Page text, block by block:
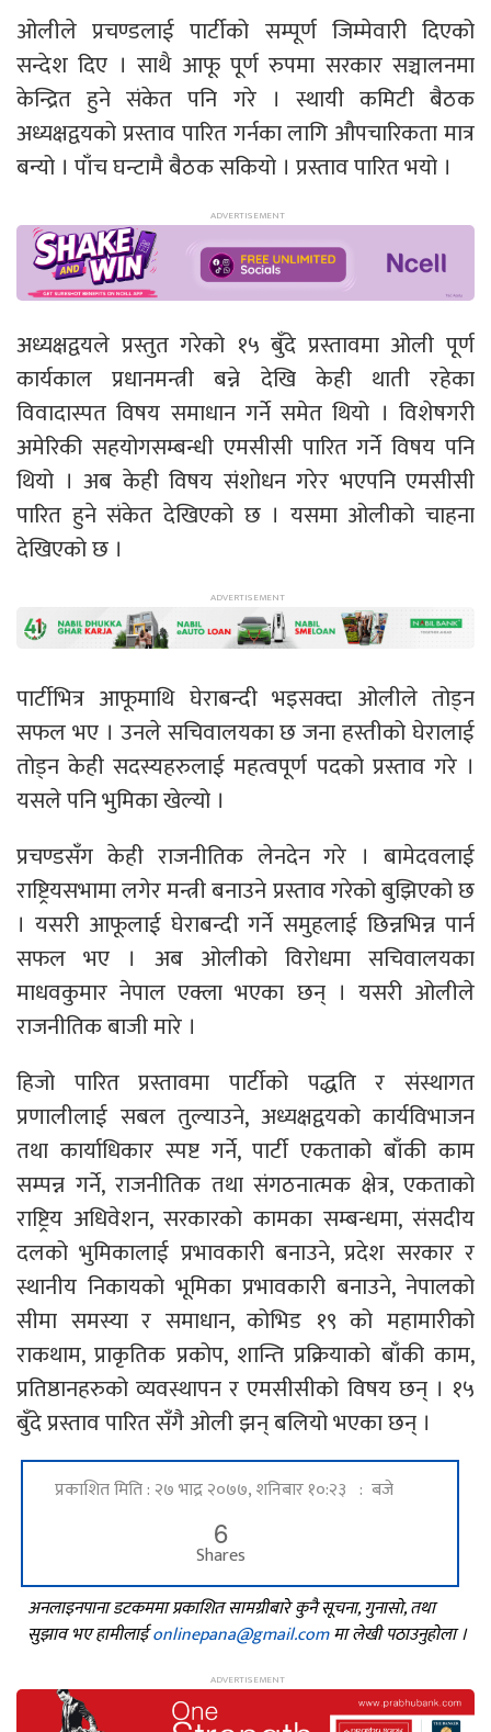
ओलीले प्रचण्डलाई पार्टीको सम्पूर्ण जिम्मेवारी दिएको
सन्देश दिए । साथै आफू पूर्ण रुपमा सरकार सञ्चालनमा
केन्द्रित हुने संकेत पनि गरे । स्थायी कमिटी बैठक
अध्यक्षद्वयको प्रस्ताव पारित गर्नका लागि औपचारिकता मात्र
बन्यो । पाँच घन्टामै बैठक सकियो । प्रस्ताव पारित भयो ।
अध्यक्षद्वयले प्रस्तुत गरेको १५ बुँदे प्रस्तावमा ओली पूर्ण
कार्यकाल प्रधानमन्त्री बन्ने देखि केही थाती रहेका
विवादास्पत विषय समाधान गर्ने समेत थियो । विशेषगरी
अमेरिकी सहयोगसम्बन्धी एमसीसी पारित गर्ने विषय पनि
थियो । अब केही विषय संशोधन गरेर भएपनि एमसीसी
पारित हुने संकेत देखिएको छ । यसमा ओलीको चाहना
देखिएको छ ।
पार्टीभित्र आफूमाथि घेराबन्दी भइसक्दा ओलीले तोड्न
सफल भए । उनले सचिवालयका छ जना हस्तीको घेरालाई
तोड्न केही सदस्यहरुलाई महत्वपूर्ण पदको प्रस्ताव गरे ।
यसले पनि भुमिका खेल्यो ।
प्रचण्डसँग केही राजनीतिक लेनदेन गरे । बामेदवलाई
राष्ट्रियसभामा लगेर मन्त्री बनाउने प्रस्ताव गरेको बुझिएको छ
। यसरी आफूलाई घेराबन्दी गर्ने समुहलाई छिन्नभिन्न पार्न
सफल भए । अब ओलीको विरोधमा सचिवालयका
माधवकुमार नेपाल एक्ला भएका छन् । यसरी ओलीले
राजनीतिक बाजी मारे ।
हिजो पारित प्रस्तावमा पार्टीको पद्धति र संस्थागत
प्रणालीलाई सबल तुल्याउने, अध्यक्षद्वयको कार्यविभाजन
तथा कार्याधिकार स्पष्ट गर्ने, पार्टी एकताको बाँकी काम
सम्पन्न गर्ने, राजनीतिक तथा संगठनात्मक क्षेत्र, एकताको
राष्ट्रिय अधिवेशन, सरकारको कामका सम्बन्धमा, संसदीय
दलको भुमिकालाई प्रभावकारी बनाउने, प्रदेश सरकार र
स्थानीय निकायको भूमिका प्रभावकारी बनाउने, नेपालको
सीमा समस्या र समाधान, कोभिड १९ को महामारीको
राकथाम, प्राकृतिक प्रकोप, शान्ति प्रक्रियाको बाँकी काम,
प्रतिष्ठानहरुको व्यवस्थापन र एमसीसीको विषय छन् । १५
बुँदे प्रस्ताव पारित सँगै ओली झन् बलियो भएका छन् ।
प्रकाशित मिति : २७ भाद्र २०७७, शनिबार १०:२३ : बजे
6
Shares
अनलाइनपाना डटकममा प्रकाशित सामग्रीबारे कुनै सूचना, गुनासो, तथा
सुझाव भए हामीलाईonlinepana@gmail.comमा लेखी पठाउनुहोला ।